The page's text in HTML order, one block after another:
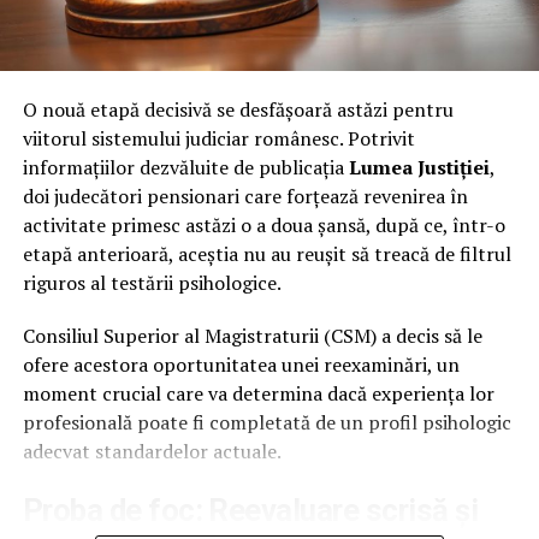
vicepreședinte este nimeni altul decât Tudorel Toader.
Da, ați citit bine! Omul care a redefinit concepte juridice
„știința” se face ca la carte – cartea lor de vizită, desigur.
Armata de „Vipi” și Cenzorii: Un
Consiliu Director mai mare decât o
primărie de comună
trei oameni, vă înșelați amarnic. Setea de funcții este
atât de mare încât Consiliul Director al ARSP a fost
„extins” chirurgical, de la 15 la 18 membri. Că doar e loc
pentru toată lumea sub soarele dreptului penal!
Adrian-Mihai Hotca de știință (că tot e „științifică”
O nouă etapă decisivă se desfășoară astăzi pentru
viitorul sistemului judiciar românesc. Potrivit
informațiilor dezvăluite de publicațiaLumea Justiției,
doi judecători pensionari care forțează revenirea în
activitate primesc astăzi o a doua șansă, după ce, într-o
etapă anterioară, aceștia nu au reușit să treacă de filtrul
riguros al testării psihologice.
Consiliul Superior al Magistraturii (CSM) a decis să le
ofere acestora oportunitatea unei reexaminări, un
moment crucial care va determina dacă experiența lor
profesională poate fi completată de un profil psihologic
adecvat standardelor actuale.